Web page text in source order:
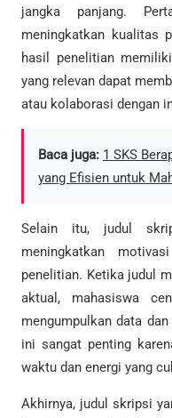
jangka panjang.
meningkatkan kualitas
hasil penelitian
yang relevan dapat
atau kolaborasi dengan
Baca juga: 1 SKS
yang Efisien untuk
Selain itu, judul
meningkatkan
penelitian. Ketika judul
aktual, mahasiswa
mengumpulkan data
ini sangat penting
waktu dan energi yang
Akhirnya, judul skripsi